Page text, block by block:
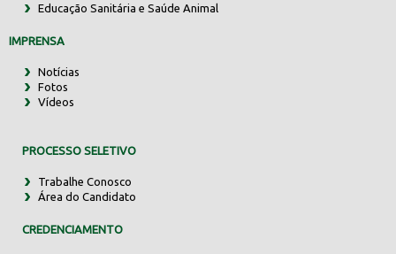
Educação Sanitária e Saúde Animal
IMPRENSA
Notícias
Fotos
Vídeos
PROCESSO SELETIVO
Trabalhe Conosco
Área do Candidato
CREDENCIAMENTO